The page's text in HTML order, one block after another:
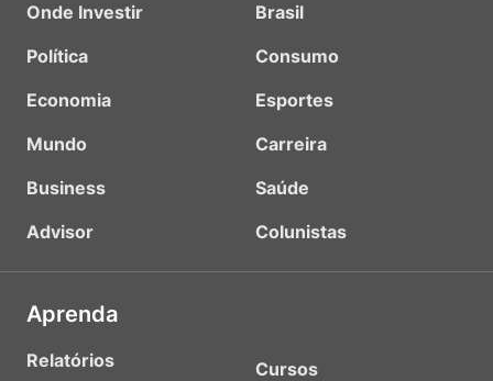
Onde Investir
Política
Economia
Mundo
Business
Advisor
Brasil
Consumo
Esportes
Carreira
Saúde
Colunistas
Aprenda
Relatórios
Cursos